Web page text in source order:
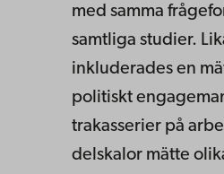
med samma
samtliga studier.
inkluderades en
politiskt
trakasserier på
delskalor mätte